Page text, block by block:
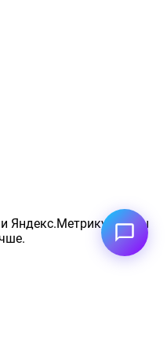
и Яндекс.Метрику, чтобы